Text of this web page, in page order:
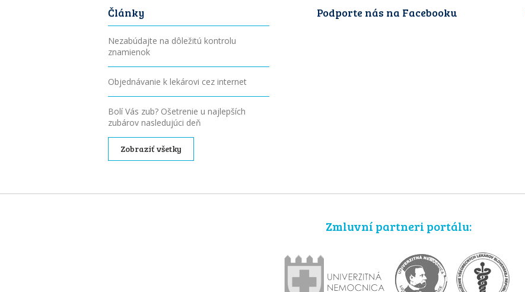
Články
Nezabúdajte na dôležitú kontrolu
znamienok
Objednávanie k lekárovi cez internet
Bolí Vás zub? Ošetrenie u najlepších
zubárov nasledujúci deň
Zobraziť všetky
Podporte nás na Facebooku
Zmluvní partneri portálu: